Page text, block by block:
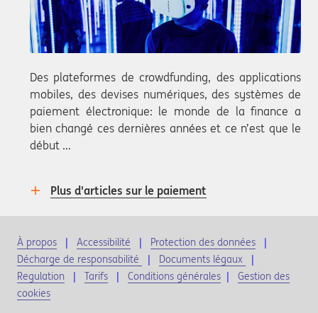
Des plateformes de crowdfunding, des applications
mobiles, des devises numériques, des systèmes de
paiement électronique: le monde de la finance a
bien changé ces dernières années et ce n’est que le
début ...
Plus d'articles sur le paiement
À propos Accessibilité
Protection des données
Décharge de responsabilité
Documents légaux
Regulation
Tarifs Conditions générales
Gestion des
cookies